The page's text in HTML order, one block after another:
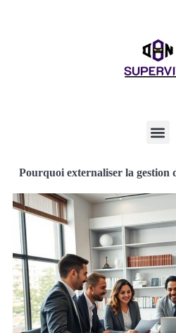
Pourquoi externaliser la gestion